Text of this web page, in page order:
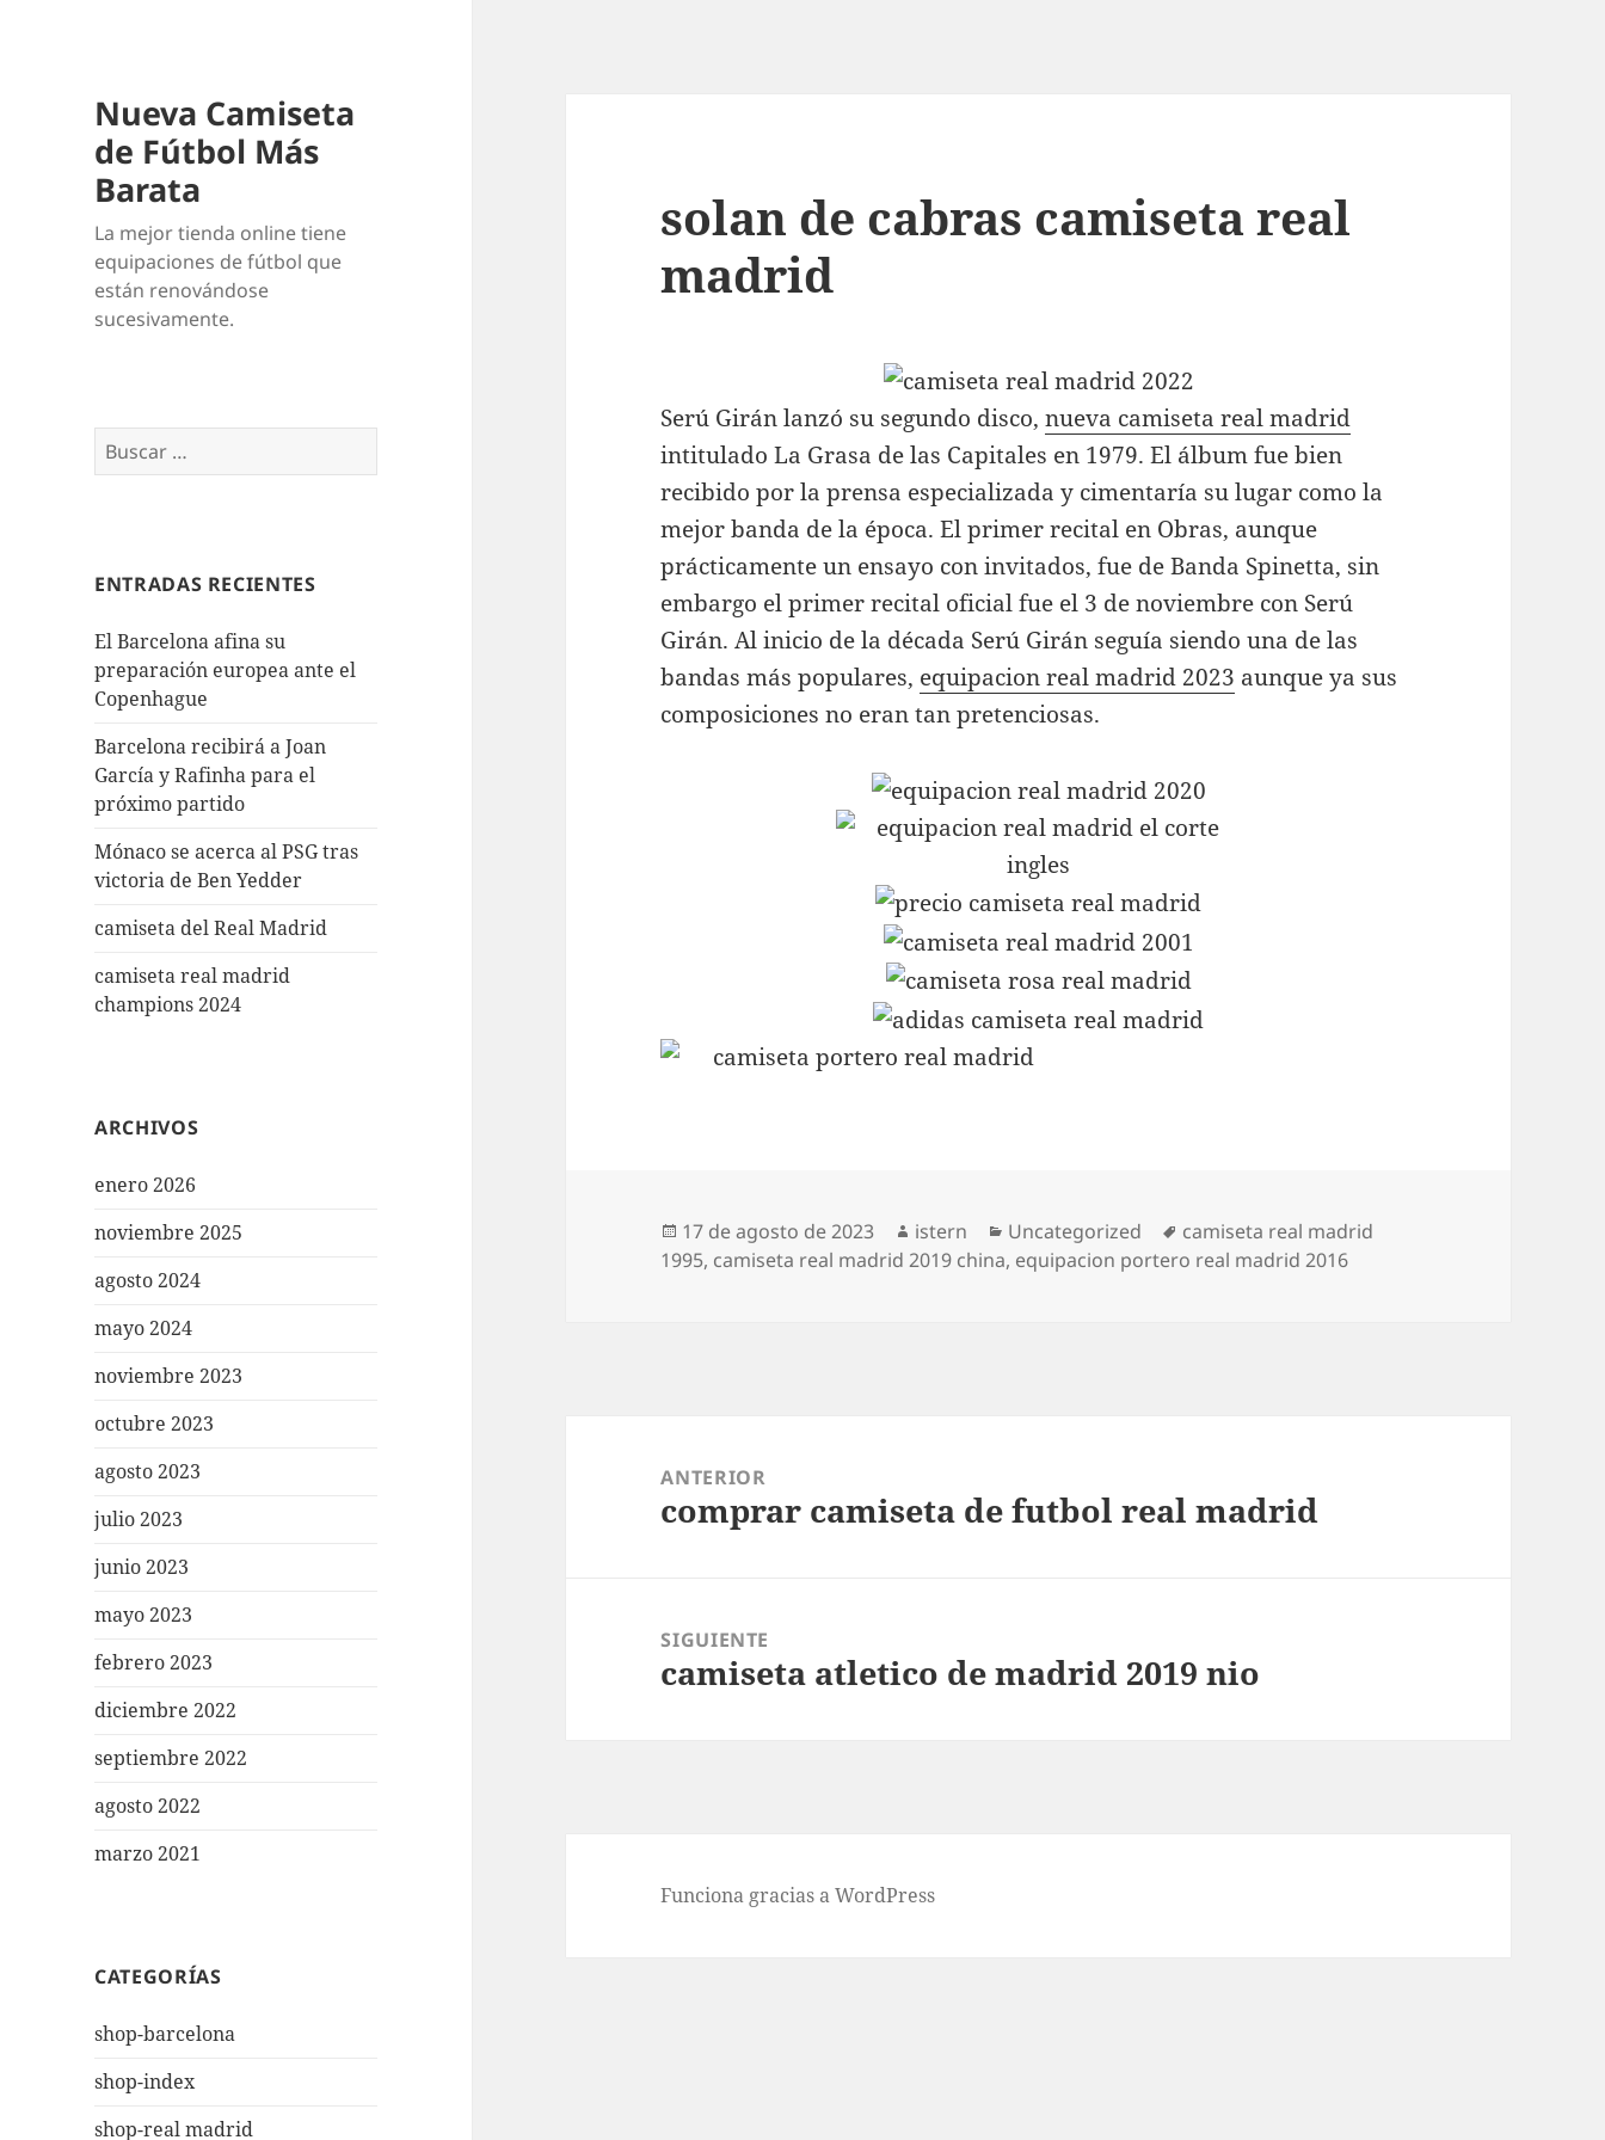
Nueva Camiseta
de Fútbol Más
Barata
La mejor tienda online tiene
equipaciones de fútbol que
están renovándose
sucesivamente.
Buscar:
ENTRADAS RECIENTES
El Barcelona afina su
preparación europea ante el
Copenhague
Barcelona recibirá a Joan
García y Rafinha para el
próximo partido
Mónaco se acerca al PSG tras
victoria de Ben Yedder
camiseta del Real Madrid
camiseta real madrid
champions 2024
ARCHIVOS
enero 2026
noviembre 2025
agosto 2024
mayo 2024
noviembre 2023
octubre 2023
agosto 2023
julio 2023
junio 2023
mayo 2023
febrero 2023
diciembre 2022
septiembre 2022
agosto 2022
marzo 2021
CATEGORÍAS
shop-barcelona
shop-index
shop-real madrid
solan de cabras camiseta real
madrid
Serú Girán lanzó su segundo disco,nueva camiseta real madrid
intitulado La Grasa de las Capitales en 1979. El álbum fue bien
recibido por la prensa especializada y cimentaría su lugar como la
mejor banda de la época. El primer recital en Obras, aunque
prácticamente un ensayo con invitados, fue de Banda Spinetta, sin
embargo el primer recital oficial fue el 3 de noviembre con Serú
Girán. Al inicio de la década Serú Girán seguía siendo una de las
bandas más populares, equipacion real madrid 2023 aunque ya sus
composiciones no eran tan pretenciosas.
Publicado
el
17 de agosto de 2023 Autor
istern Categorías
Uncategorized Etiquetas
camiseta real madrid
1995, camiseta real madrid 2019 china, equipacion portero real madrid 2016
entradas
ANTERIOR
Entrada
comprar camiseta de futbol real madrid
SIGUIENTE
Entrada
camiseta atletico de madrid 2019 nio
Funciona gracias a WordPress